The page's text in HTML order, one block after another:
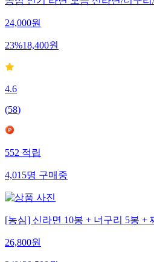
농심 인기 라면 모음 신라면/너구
24,000원
23%18,400원
4.6
(58)
552적립
4,015명구매중
[농심] 신라면 10봉 + 너구리 5봉 +
26,800원